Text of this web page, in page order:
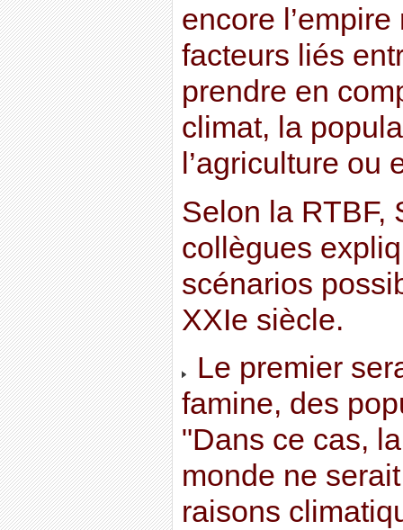
encore
facteurs liés
prendre en
climat, la
l’agriculture ou
Selon la RTBF,
collègues
scénarios
XXIe siècle.
Le premier
famine, des
"Dans ce cas,
monde ne
raisons